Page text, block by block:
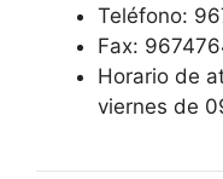
Teléfono:
Fax:
Horario de
viernes de